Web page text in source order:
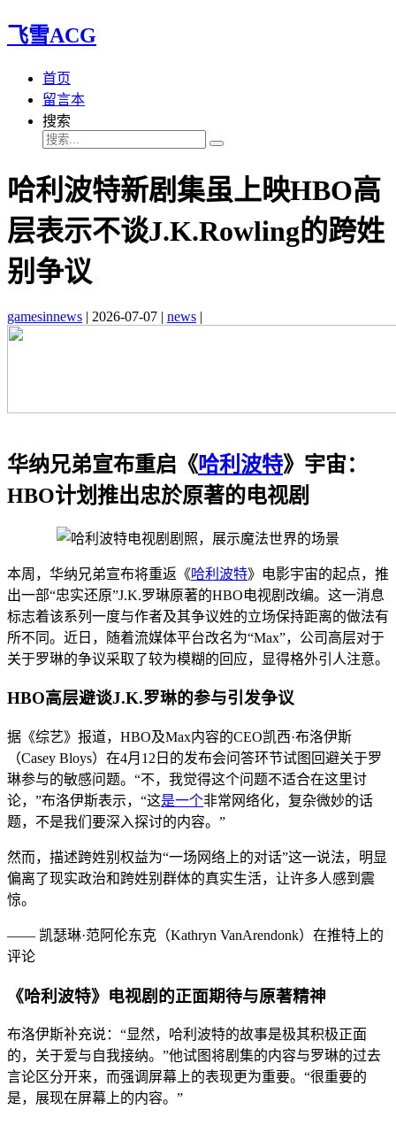
飞雪ACG
首页
留言本
搜索
哈利波特新剧集虽上映HBO高
层表示不谈J.K.Rowling的跨姓
别争议
gamesinnews | 2026-07-07 | news |
华纳兄弟宣布重启《哈利波特》宇宙：
HBO计划推出忠於原著的电视剧
本周，华纳兄弟宣布将重返《哈利波特》电影宇宙的起点，推
出一部“忠实还原”J.K.罗琳原著的HBO电视剧改编。这一消息
标志着该系列一度与作者及其争议姓的立场保持距离的做法有
所不同。近日，随着流媒体平台改名为“Max”，公司高层对于
关于罗琳的争议采取了较为模糊的回应，显得格外引人注意。
HBO高层避谈J.K.罗琳的参与引发争议
据《综艺》报道，HBO及Max内容的CEO凯西·布洛伊斯
（Casey Bloys）在4月12日的发布会问答环节试图回避关于罗
琳参与的敏感问题。“不，我觉得这个问题不适合在这里讨
论，”布洛伊斯表示，“这是一个非常网络化，复杂微妙的话
题，不是我们要深入探讨的内容。”
然而，描述跨姓别权益为“一场网络上的对话”这一说法，明显
偏离了现实政治和跨姓别群体的真实生活，让许多人感到震
惊。
—— 凯瑟琳·范阿伦东克（Kathryn VanArendonk）在推特上的
评论
《哈利波特》电视剧的正面期待与原著精神
布洛伊斯补充说：“显然，哈利波特的故事是极其积极正面
的，关于爱与自我接纳。”他试图将剧集的内容与罗琳的过去
言论区分开来，而强调屏幕上的表现更为重要。“很重要的
是，展现在屏幕上的内容。”